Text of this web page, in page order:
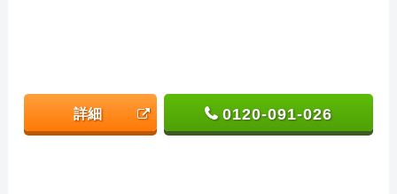
詳細 0120-091-026